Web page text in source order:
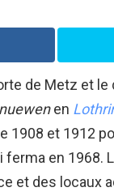
de Metz et
en
1908 et 1912
ferma en 1968.
et des locaux